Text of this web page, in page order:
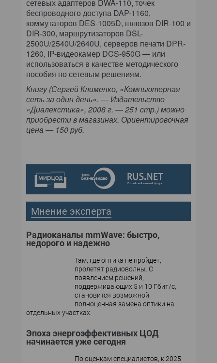
сетевых адаптеров DWA-110, точек
беспроводного доступа DAP-1160,
коммутаторов DES-1005D, шлюзов DIR-100 и
DIR-300, маршрутизаторов DSL-
2500U/2540U/2640U, серверов печати DPR-
1260, IP-видеокамер DCS-950G — или
использоваться в качестве методического
пособия по сетевым решениям.
Книгу (Сергей Клименко, «Компьютерная
сеть за один день». — Издательство
«Диалекстика», 2008 г. — 251 стр.) можно
приобрести в магазинах. Ориентировочная
цена — 150 руб.
Мнение эксперта
Радиоканалы mmWave: быстро,
недорого и надежно
Там, где оптика не пройдет,
пролетят радиоволны. С
появлением решений,
поддерживающих 5 и 10 Гбит/с,
становится возможной
полноценная замена оптики на
отдельных участках.
Эпоха энергоэффективных ЦОД
начинается уже сегодня
По оценкам специалистов, к 2025